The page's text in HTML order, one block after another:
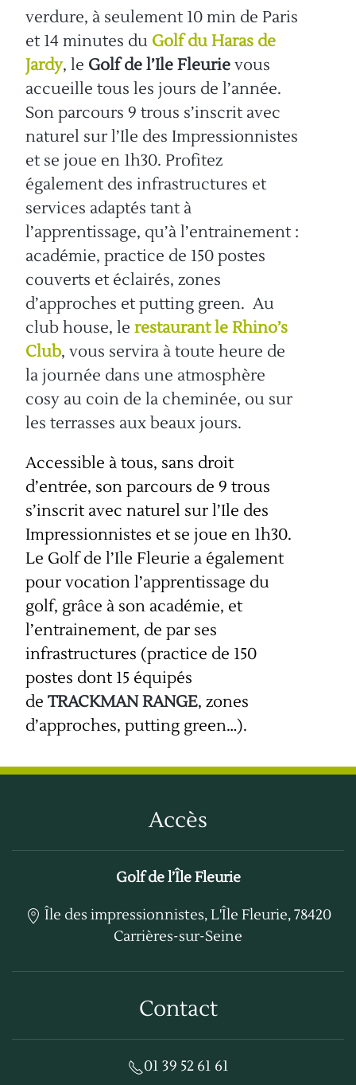
verdure, à seulement 10 min de Paris
et 14 minutes du Golf du Haras de
Jardy, le Golf de l’Ile Fleurievous
accueille tous les jours de l’année.
Son parcours 9 trous s’inscrit avec
naturel sur l’Ile des Impressionnistes
et se joue en 1h30. Profitez
également des infrastructures et
services adaptés tant à
l’apprentissage, qu’à l’entrainement :
académie, practice de 150 postes
couverts et éclairés, zones
d’approches et putting green. Au
club house, le restaurant le Rhino’s
Club, vous servira à toute heure de
la journée dans une atmosphère
cosy au coin de la cheminée, ou sur
les terrasses aux beaux jours.
Accessible à tous, sans droit
d’entrée, son parcours de 9 trous
s’inscrit avec naturel sur l’Ile des
Impressionnistes et se joue en 1h30.
Le Golf de l’Ile Fleurie a également
pour vocation l’apprentissage du
golf, grâce à son académie, et
l’entrainement, de par ses
infrastructures (practice de 150
postes dont 15 équipés
de TRACKMAN RANGE, zones
d’approches, putting green…).
Accès
Golf de l’Île Fleurie
Île des impressionnistes, L'Île Fleurie, 78420
Carrières-sur-Seine
Contact
01 39 52 61 61